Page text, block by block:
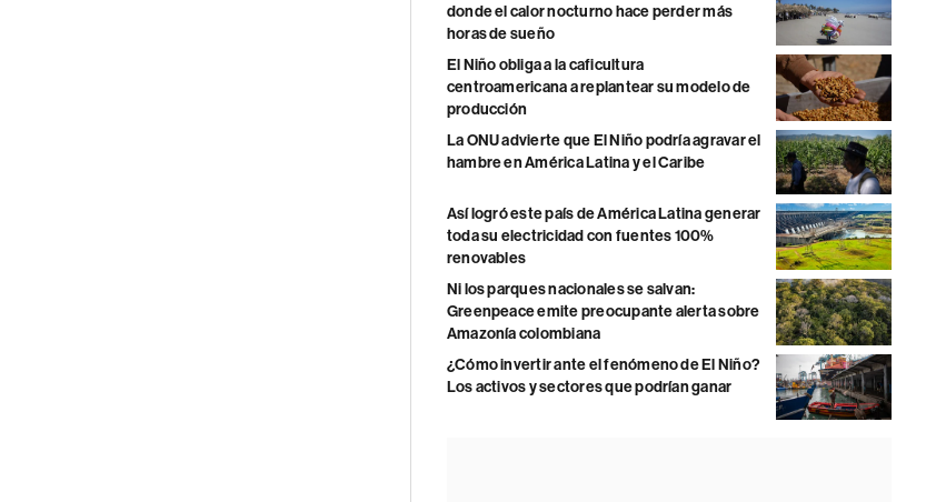
donde el calor nocturno hace perder más
horas de sueño
El Niño obliga a la caficultura
centroamericana a replantear su modelo de
producción
La ONU advierte que El Niño podría agravar el
hambre en América Latina y el Caribe
Así logró este país de América Latina generar
toda su electricidad con fuentes 100%
renovables
Ni los parques nacionales se salvan:
Greenpeace emite preocupante alerta sobre
Amazonía colombiana
¿Cómo invertir ante el fenómeno de El Niño?
Los activos y sectores que podrían ganar